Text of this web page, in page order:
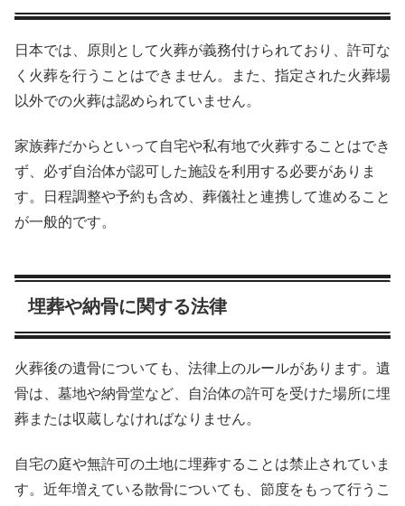
日本では、原則として火葬が義務付けられており、許可な
く火葬を行うことはできません。また、指定された火葬場
以外での火葬は認められていません。
家族葬だからといって自宅や私有地で火葬することはでき
ず、必ず自治体が認可した施設を利用する必要がありま
す。日程調整や予約も含め、葬儀社と連携して進めること
が一般的です。
埋葬や納骨に関する法律
火葬後の遺骨についても、法律上のルールがあります。遺
骨は、墓地や納骨堂など、自治体の許可を受けた場所に埋
葬または収蔵しなければなりません。
自宅の庭や無許可の土地に埋葬することは禁止されていま
す。近年増えている散骨についても、節度をもって行うこ